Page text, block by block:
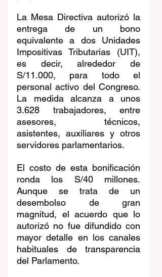
La Mesa Directiva autorizó la
entrega de un bono
equivalente a dos Unidades
Impositivas Tributarias (UIT),
es decir, alrededor de
S/11.000, para todo el
personal activo del Congreso.
La medida alcanza a unos
3.628 trabajadores, entre
asesores, técnicos,
asistentes, auxiliares y otros
servidores parlamentarios.
El costo de esta bonificación
ronda los S/40 millones.
Aunque se trata de un
desembolso de gran
magnitud, el acuerdo que lo
autorizó no fue difundido con
mayor detalle en los canales
habituales de transparencia
del Parlamento.